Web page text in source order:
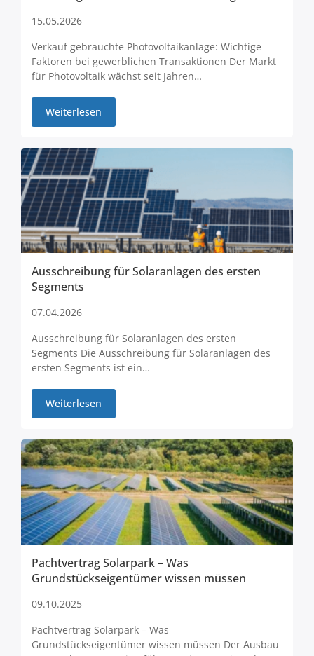
15.05.2026
Verkauf gebrauchte Photovoltaikanlage: Wichtige
Faktoren bei gewerblichen Transaktionen Der Markt
für Photovoltaik wächst seit Jahren…
Weiterlesen
Ausschreibung für Solaranlagen des ersten
Segments
07.04.2026
Ausschreibung für Solaranlagen des ersten
Segments Die Ausschreibung für Solaranlagen des
ersten Segments ist ein…
Weiterlesen
Pachtvertrag Solarpark – Was
Grundstückseigentümer wissen müssen
09.10.2025
Pachtvertrag Solarpark – Was
Grundstückseigentümer wissen müssen Der Ausbau